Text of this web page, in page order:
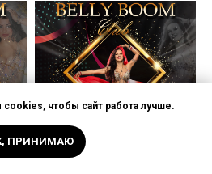
чтобы сайт работа лучше.
ПРИНИМАЮ